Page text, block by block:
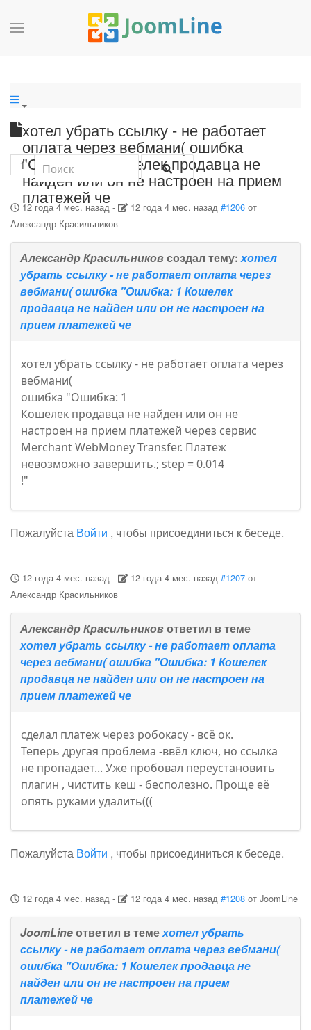
хотел убрать ссылку - не работает
оплата через вебмани( ошибка
"Ошибка: 1 Кошелек продавца не
найден или он не настроен на прием
платежей че
1
12 года 4 мес. назад- 12 года 4 мес. назад #1206 от
Александр Красильников
Александр Красильниковсоздал тему:хотел
убрать ссылку - не работает оплата через
вебмани( ошибка "Ошибка: 1 Кошелек
продавца не найден или он не настроен на
прием платежей че
хотел убрать ссылку - не работает оплата через
вебмани(
ошибка "Ошибка: 1
Кошелек продавца не найден или он не
настроен на прием платежей через сервис
Merchant WebMoney Transfer. Платеж
невозможно завершить.; step = 0.014
!"
Пожалуйста Войти , чтобы присоединиться к беседе.
12 года 4 мес. назад- 12 года 4 мес. назад #1207 от
Александр Красильников
Александр Красильниковответил в теме
хотел убрать ссылку - не работает оплата
через вебмани( ошибка "Ошибка: 1 Кошелек
продавца не найден или он не настроен на
прием платежей че
сделал платеж через робокасу - всё ок.
Теперь другая проблема -ввёл ключ, но ссылка
не пропадает... Уже пробовал переустановить
плагин , чистить кеш - бесполезно. Проще её
опять руками удалить(((
Пожалуйста Войти , чтобы присоединиться к беседе.
12 года 4 мес. назад- 12 года 4 мес. назад #1208 отJoomLine
JoomLineответил в темехотел убрать
ссылку - не работает оплата через вебмани(
ошибка "Ошибка: 1 Кошелек продавца не
найден или он не настроен на прием
платежей че